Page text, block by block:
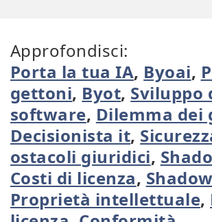
Approfondisci:
Porta la tua IA, Byoai,
gettoni, Byot, Sviluppo
software, Dilemma dei
Decisionista it,
ostacoli giuridici,
Costi di licenza,
Proprietà intellettuale,